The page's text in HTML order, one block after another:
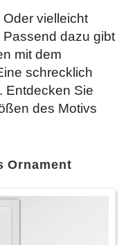
vielleicht
dazu gibt
mit dem
schrecklich
Entdecken Sie
des Motivs
Ornament